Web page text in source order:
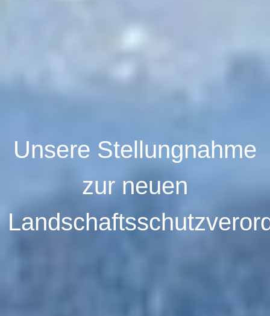
Unsere Stellungnahme
zur neuen